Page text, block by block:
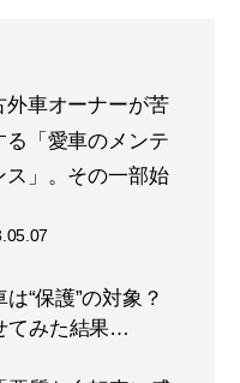
外車オーナーが苦
る「愛車のメンテ
ス」。その一部始
“保護”の対象？
てみた結果…